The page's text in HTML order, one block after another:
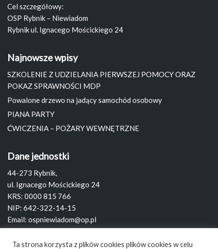
Cel szczegółowy:
OSP Rybnik – Niewiadom
Rybnik ul. Ignacego Mościckiego 24
Najnowsze wpisy
SZKOLENIE Z UDZIELANIA PIERWSZEJ POMOCY ORAZ
POKAZ SPRAWNOŚCI MDP
Powalone drzewo na jadący samochód osobowy
PIANA PARTY
ĆWICZENIA – POŻARY WEWNĘTRZNE
Dane jednostki
44-273 Rybnik,
ul. Ignacego Mościckiego 24
KRS: 0000 815 766
NIP: 642-322-14-15
Email: ospniewiadom@op.pl
Ta strona korzysta z plików cookies plików cookies w celu